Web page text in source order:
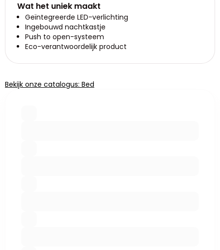
Wat het uniek maakt
Geïntegreerde LED-verlichting
Ingebouwd nachtkastje
Push to open-systeem
Eco-verantwoordelijk product
Bekijk onze catalogus: Bed